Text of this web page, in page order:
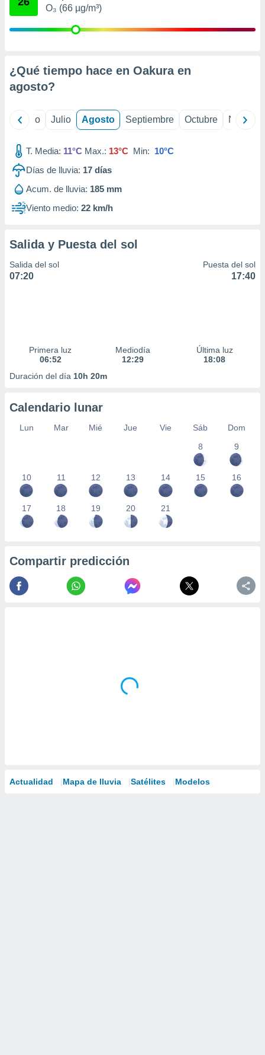
publicidad
1199
O₃ (66 µg/m³)
¿Qué tiempo hace en Oakura en
agosto?
Junio Julio Agosto Septiembre Octubre
T. Media: 11°C Max.: 13°C Min: 10°C
Días de lluvia: 17 días
Acum. de lluvia: 185 mm
Viento medio: 22 km/h
Salida y Puesta del sol
Salida del sol
07:20
Puesta del sol
17:40
Primera luz
06:52
Mediodía
12:29
Última luz
18:08
Duración del día 10h 20m
Calendario lunar
Lun Mar Mié Jue Vie Sáb
Dom
8
9
10 11 12 13 14 15 16
17 18 19 20 21
Compartir predicción
Actualidad Mapa de lluvia Satélites Modelos